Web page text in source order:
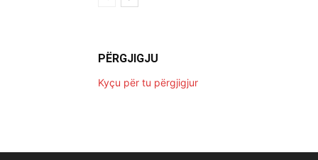
PËRGJIGJU
Kyçu për tu përgjigjur